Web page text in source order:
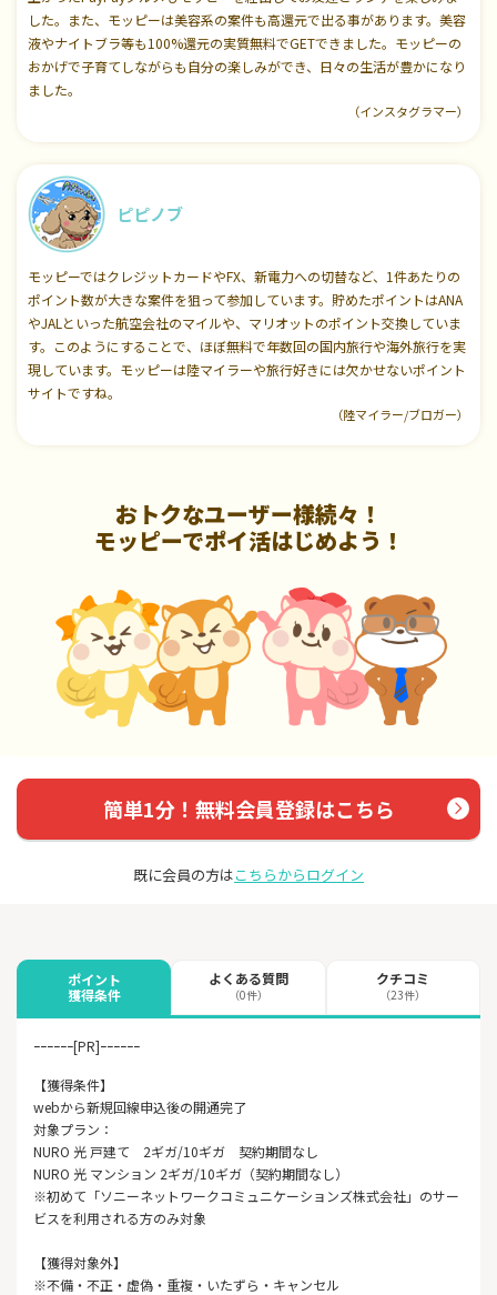
した。また、モッピーは美容系の案件も高還元で出る事があります。美容
液やナイトブラ等も100%還元の実質無料でGETできました。モッピーの
おかげで子育てしながらも自分の楽しみができ、日々の生活が豊かになり
ました。
（インスタグラマー）
ピピノブ
モッピーではクレジットカードやFX、新電力への切替など、1件あたりの
ポイント数が大きな案件を狙って参加しています。貯めたポイントはANA
やJALといった航空会社のマイルや、マリオットのポイント交換していま
す。このようにすることで、ほぼ無料で年数回の国内旅行や海外旅行を実
現しています。モッピーは陸マイラーや旅行好きには欠かせないポイント
サイトですね。
（陸マイラー/ブロガー）
おトクなユーザー様続々！
モッピーでポイ活はじめよう！
簡単1分！無料会員登録はこちら
既に会員の方はこちらからログイン
ポイント
獲得条件
よくある質問
（0件）
クチコミ
（23件）
ｰｰｰｰｰｰ[PR]ｰｰｰｰｰｰ
【獲得条件】
webから新規回線申込後の開通完了
対象プラン：
NURO 光 戸建て 2ギガ/10ギガ 契約期間なし
NURO 光 マンション 2ギガ/10ギガ（契約期間なし）
※初めて「ソニーネットワークコミュニケーションズ株式会社」のサー
ビスを利用される方のみ対象
【獲得対象外】
※不備・不正・虚偽・重複・いたずら・キャンセル